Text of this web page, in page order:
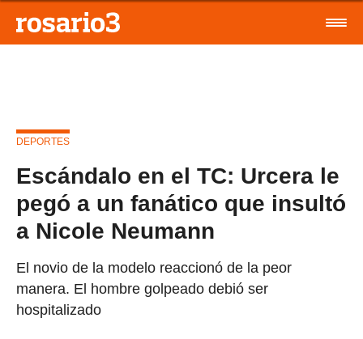
DEPORTES
Escándalo en el TC: Urcera le
pegó a un fanático que insultó
a Nicole Neumann
El novio de la modelo reaccionó de la peor
manera. El hombre golpeado debió ser
hospitalizado